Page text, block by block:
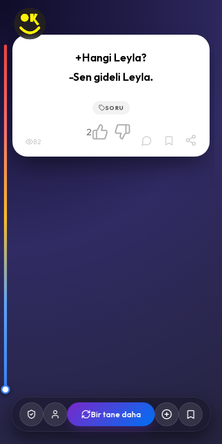
+Hangi Leyla?
-Sen gideli Leyla.
SORU
82
2
Bir tane daha